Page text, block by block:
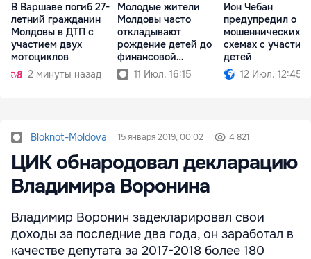
В Варшаве погиб 27-
летний гражданин
Молдовы в ДТП с
участием двух
мотоциклов
2 минуты назад
Молодые жители
Молдовы часто
откладывают
рождение детей до
финансовой
стабильности
11 Июл. 16:15
Ион Чебан
предупредил о
мошеннических
схемах с
детей
12 Июл. 12:45
Bloknot-Moldova 15 января 2019, 00:02 4 821
ЦИК обнародовал декларацию
Владимира Воронина
Владимир Воронин задекларировал свои
доходы за последние два года, он заработал в
качестве депутата за 2017-2018 более 180